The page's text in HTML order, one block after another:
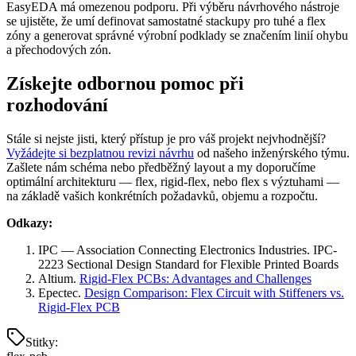
EasyEDA má omezenou podporu. Při výběru návrhového nástroje
se ujistěte, že umí definovat samostatné stackupy pro tuhé a flex
zóny a generovat správné výrobní podklady se značením linií ohybu
a přechodových zón.
Získejte odbornou pomoc při
rozhodování
Stále si nejste jisti, který přístup je pro váš projekt nejvhodnější?
Vyžádejte si bezplatnou revizi návrhu od našeho inženýrského týmu.
Zašlete nám schéma nebo předběžný layout a my doporučíme
optimální architekturu — flex, rigid-flex, nebo flex s výztuhami —
na základě vašich konkrétních požadavků, objemu a rozpočtu.
Odkazy:
IPC — Association Connecting Electronics Industries. IPC-
2223 Sectional Design Standard for Flexible Printed Boards
Altium. Rigid-Flex PCBs: Advantages and Challenges
Epectec. Design Comparison: Flex Circuit with Stiffeners vs.
Rigid-Flex PCB
Stitky: